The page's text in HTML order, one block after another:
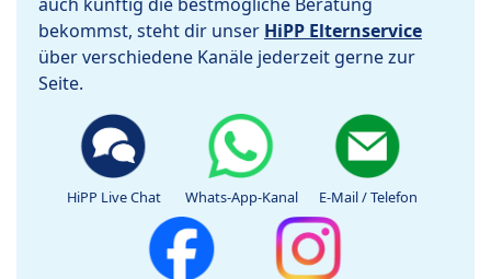
bekommst, steht dir unser HiPP Elternservice
über verschiedene Kanäle jederzeit gerne zur
Seite.
HiPP Live Chat Whats-App-Kanal E-Mail / Telefon